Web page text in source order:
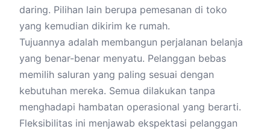
daring. Pilihan lain berupa pemesanan di toko
yang kemudian dikirim ke rumah.
Tujuannya adalah membangun perjalanan belanja
yang benar-benar menyatu. Pelanggan bebas
memilih saluran yang paling sesuai dengan
kebutuhan mereka. Semua dilakukan tanpa
menghadapi hambatan operasional yang berarti.
Fleksibilitas ini menjawab ekspektasi pelanggan